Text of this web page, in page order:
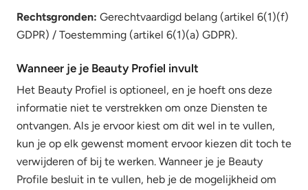
Rechtsgronden: Gerechtvaardigd belang (artikel 6(1)(f)
GDPR) / Toestemming (artikel 6(1)(a) GDPR).
Wanneer je je Beauty Profiel invult
Het Beauty Profiel is optioneel, en je hoeft ons deze
informatie niet te verstrekken om onze Diensten te
ontvangen. Als je ervoor kiest om dit wel in te vullen,
kun je op elk gewenst moment ervoor kiezen dit toch te
verwijderen of bij te werken. Wanneer je je Beauty
Profile besluit in te vullen, heb je de mogelijkheid om